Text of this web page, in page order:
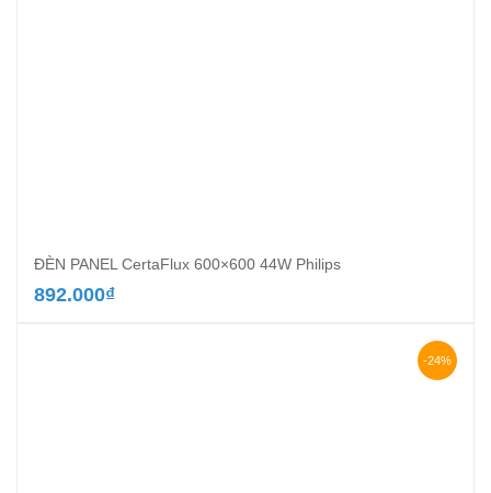
ĐÈN PANEL CertaFlux 600×600 44W Philips
892.000₫
-24%